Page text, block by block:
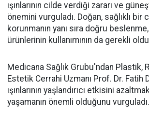
ışınlarının cilde verdiği zararı ve
önemini vurguladı. Doğan, sağlıklı
korunmanın yanı sıra doğru
ürünlerinin kullanımının da gerekli
Medicana Sağlık Grubu'ndan Plastik,
Estetik Cerrahi Uzmanı Prof. Dr. Fatih
ışınlarının yaşlandırıcı etkisini
yaşamanın önemli olduğunu vurguladı.